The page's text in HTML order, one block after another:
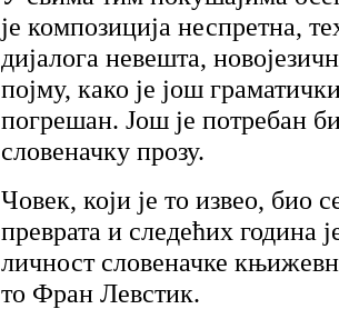
је композиција неспретна,
дијалога невешта,
појму, како је још
погрешан. Још је потребан
словеначку прозу.
Човек, који је то извео, био
преврата и следећих година
личност словеначке
то Фран Левстик.